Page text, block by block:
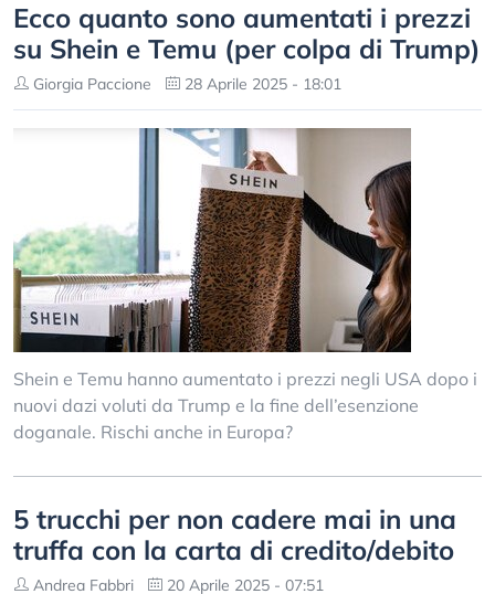
Ecco quanto sono aumentati i prezzi
su Shein e Temu (per colpa di Trump)
Giorgia Paccione 28 Aprile 2025 - 18:01
Shein e Temu hanno aumentato i prezzi negli USA dopo i
nuovi dazi voluti da Trump e la fine dell’esenzione
doganale. Rischi anche in Europa?
5 trucchi per non cadere mai in una
truffa con la carta di credito/debito
Andrea Fabbri 20 Aprile 2025 - 07:51